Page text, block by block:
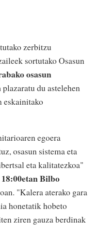
zerbitzu
sortutako Osasun
osasun
plazaratu du astelehen
eskainitako
egoera
osasun sistema eta
eta kalitatezkoa"
Bilbo
"Kalera aterako gara
honetatik hobeto
ziren gauza berdinak